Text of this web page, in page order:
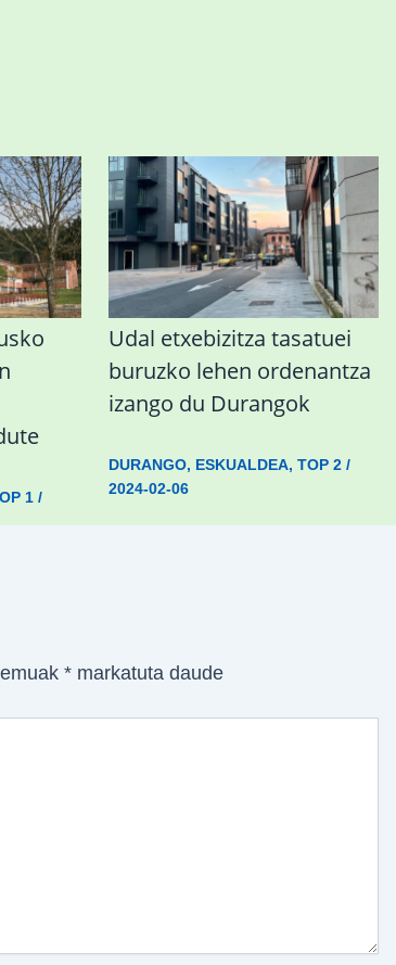
1 /
Udal etxebizitza tasatuei
buruzko lehen ordenantza
izango du Durangok
DURANGO, ESKUALDEA,TOP 2 /
2024-02-06
*markatuta daude